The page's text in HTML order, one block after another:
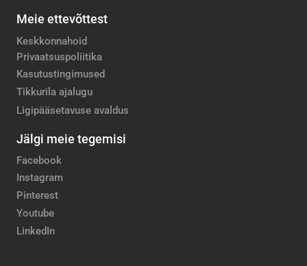
Meie ettevõttest
Keskkonnahoid
Privaatsuspoliitika
Kasutustingimused
Tikkurila ajalugu
Ligipääsetavuse avaldus
Jälgi meie tegemisi
Facebook
Instagram
Pinterest
Youtube
LinkedIn